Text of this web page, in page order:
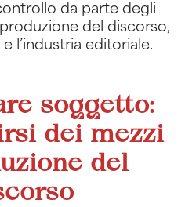
da parte degli
del discorso,
l’industria editoriale.
soggetto:
dei mezzi
del